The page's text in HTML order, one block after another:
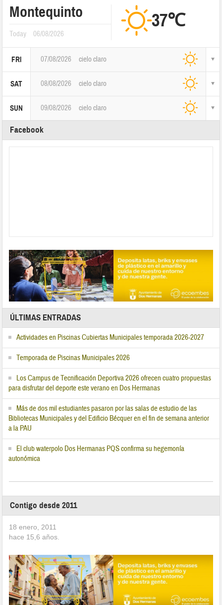
Montequinto
Today 06/08/2026
37℃
FRI 07/08/2026 cielo claro
SAT 08/08/2026 cielo claro
SUN 09/08/2026 cielo claro
Facebook
ÚLTIMAS ENTRADAS
Actividades en Piscinas Cubiertas Municipales temporada 2026-2027
Temporada de Piscinas Municipales 2026
Los Campus de Tecnificación Deportiva 2026 ofrecen cuatro propuestas
para disfrutar del deporte este verano en Dos Hermanas
Más de dos mil estudiantes pasaron por las salas de estudio de las
Bibliotecas Municipales y del Edificio Bécquer en el fin de semana anterior
a la PAU
El club waterpolo Dos Hermanas PQS confirma su hegemonía
autonómica
Contigo desde 2011
18 enero, 2011
hace 15,6 años.